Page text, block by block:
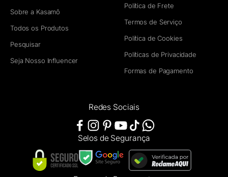
Sobre a Kasamô
Todos os Produtos
Pesquisar
Seja Nosso Influencer
Política de Frete
Termos de Serviço
Política de Cookies
Políticas de Privacidade
Formas de Pagamento
Redes Sociais
Selos de Segurança